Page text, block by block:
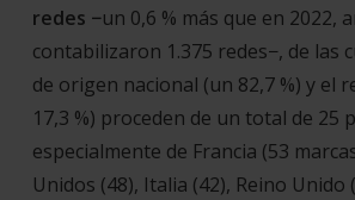
redes −un 0,6 % más que en 2022,
contabilizaron 1.375 redes−, de las
de origen nacional (un 82,7 %) y el
17,3 %) proceden de un total de 25
especialmente de Francia (53
Unidos (48), Italia (42), Reino Unido